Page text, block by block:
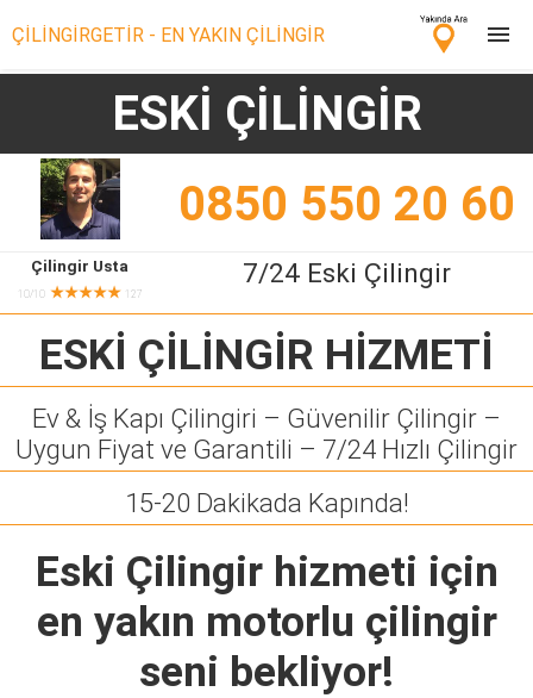
ÇİLİNGİRGETİR - EN YAKIN ÇİLİNGİR
Çilingir misin? Bize Katıl!
ESKİ ÇİLİNGİR
0850 550 20 60
Çilingir Usta
10/10 ★★★★★ 127
7/24 Eski Çilingir
ESKİ ÇİLİNGİR HİZMETİ
Ev & İş Kapı Çilingiri – Güvenilir Çilingir –
Uygun Fiyat ve Garantili – 7/24 Hızlı Çilingir
15-20 Dakikada Kapında!
Eski Çilingirhizmeti için
en yakın motorlu çilingir
seni bekliyor!